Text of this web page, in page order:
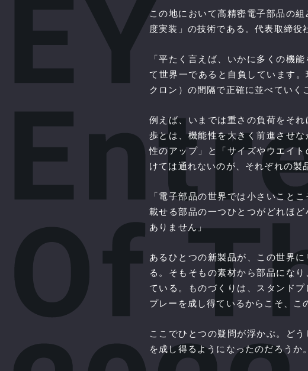
この地において高精密電子部品の
度実装」の技術である。代表取締役
「平たく言えば、いかに多くの機
て世界一であると自負しています
クロン）の間隔で正確に並べていく
例えば、いまでは重さの負荷をそ
歩とは、機能性を大きく前進させ
性のアップ」と「サイズやウエイ
けては通れないのが、それぞれの製
「電子部品の世界では小さいこと
載せる部品の一つひとつがどれほ
ありません」
あるひとつの新製品が、この世界
る。そもそもの素材から部品にな
ている。ものづくりは、スタンド
プレーを成し得ているからこそ、こ
ここでひとつの疑問が浮かぶ。ど
を成し得るようになったのだろうか。